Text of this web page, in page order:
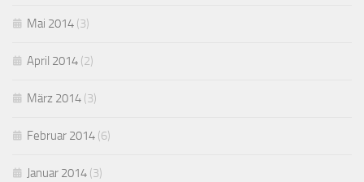
Mai 2014 (3)
April 2014 (2)
März 2014 (3)
Februar 2014 (6)
Januar 2014 (3)